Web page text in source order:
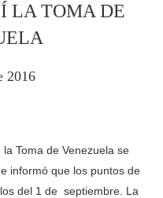
LA TOMA DE
2016
Toma de Venezuela se
informó que los puntos de
del 1 de septiembre. La